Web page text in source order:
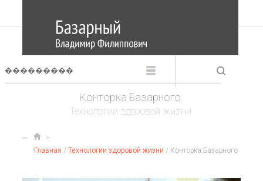
Конторка Базарного
Технологии здоровой жизни
Главная / Технологии здоровой жизни / Конторка Базарного